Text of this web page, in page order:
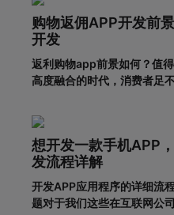
用就能达到目的。前提一定
验。这样，在
购物返佣APP开发前
开发
返利购物app前景如何？值
高度融合的时代，消费者足
用户，许多企业和商家开始
利购物app有什么优势？一
弊?对于消费者的
想开发一款手机APP
发流程详解
开发APP应用程序的详细流
题对于我们这些在互联网公